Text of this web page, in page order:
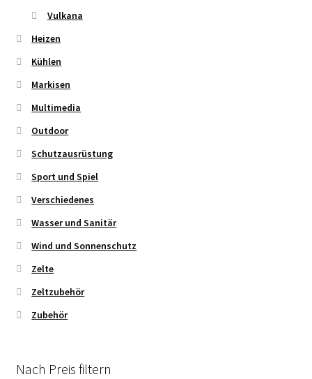
Vulkana
Heizen
Kühlen
Markisen
Multimedia
Outdoor
Schutzausrüstung
Sport und Spiel
Verschiedenes
Wasser und Sanitär
Wind und Sonnenschutz
Zelte
Zeltzubehör
Zubehör
Nach Preis filtern